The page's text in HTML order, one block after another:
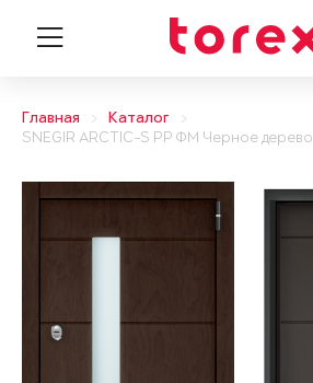
Главная
Каталог
SNEGIR ARCTIC-S PP ФМ Черное дерево